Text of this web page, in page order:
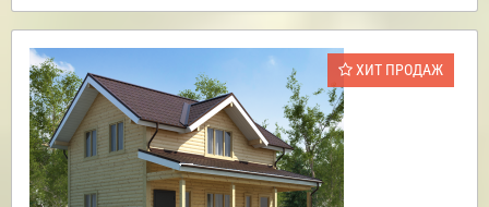
ХИТ ПРОДАЖ